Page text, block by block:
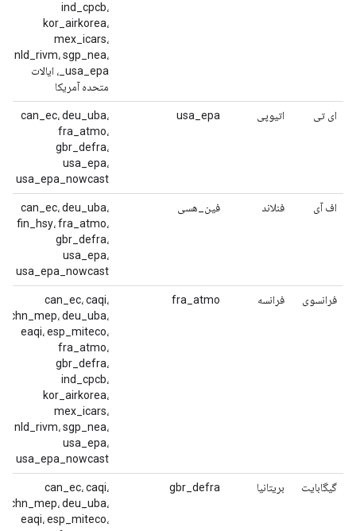
ind_cpcb،
kor_airkorea،
mex_icars،
nld_rivm، sgp_nea،
usa_epa_، ایالات
متحده آمریکا
ای تی اتیوپی usa_epa
can_ec، deu_uba،
fra_atmo،
gbr_defra،
usa_epa،
usa_epa_nowcast
اف آی فنلاند فین_هسی
can_ec، deu_uba،
fin_hsy، fra_atmo،
gbr_defra،
usa_epa،
usa_epa_nowcast
فرانسوی فرانسه fra_atmo
can_ec، caqi،
chn_mep، deu_uba،
eaqi، esp_miteco،
fra_atmo،
gbr_defra،
ind_cpcb،
kor_airkorea،
mex_icars،
nld_rivm، sgp_nea،
usa_epa،
usa_epa_nowcast
گیگابایت بریتانیا gbr_defra
can_ec، caqi،
chn_mep، deu_uba،
eaqi، esp_miteco،